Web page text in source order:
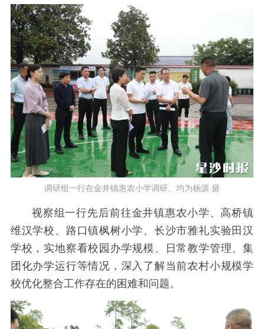
调研组一行在金井镇惠农小学调研。均为杨源 摄
视察组一行先后前往金井镇惠农小学、高桥镇
维汉学校、路口镇枫树小学、长沙市雅礼实验田汉
学校，实地察看校园办学规模、日常教学管理、集
团化办学运行等情况，深入了解当前农村小规模学
校优化整合工作存在的困难和问题。